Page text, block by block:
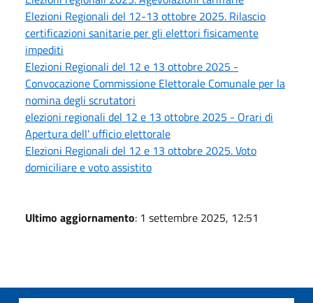
Elezioni Regionali del 12-13 ottobre 2025. Rilascio
certificazioni sanitarie per gli elettori fisicamente
impediti
Elezioni Regionali del 12 e 13 ottobre 2025 -
Convocazione Commissione Elettorale Comunale per la
nomina degli scrutatori
elezioni regionali del 12 e 13 ottobre 2025 - Orari di
Apertura dell' ufficio elettorale
Elezioni Regionali del 12 e 13 ottobre 2025. Voto
domiciliare e voto assistito
Ultimo aggiornamento: 1 settembre 2025, 12:51